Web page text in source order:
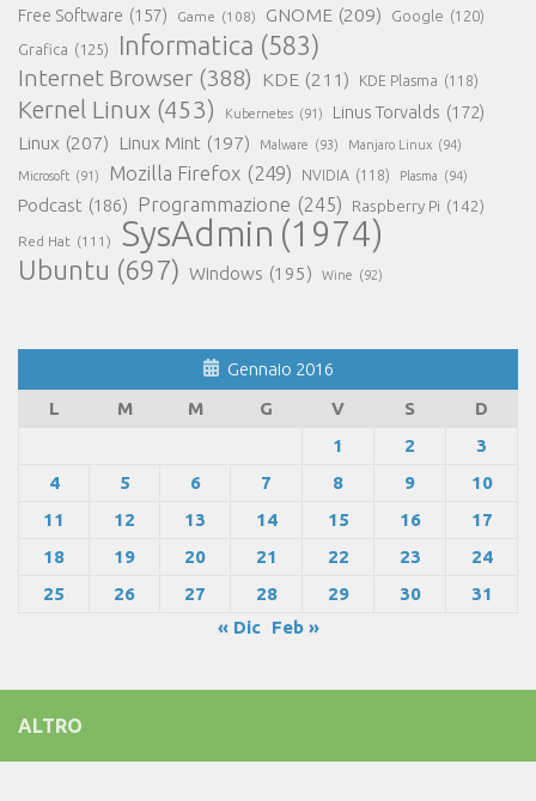
Free Software (157) Game (108) GNOME (209) Google (120)
Grafica (125) Informatica (583)
Internet Browser (388) KDE (211) KDE Plasma (118)
Kernel Linux (453) Kubernetes (91) Linus Torvalds (172)
Linux (207) Linux Mint (197) Malware (93) Manjaro Linux (94)
Microsoft (91) Mozilla Firefox (249) NVIDIA (118) Plasma (94)
Podcast (186) Programmazione (245) Raspberry Pi (142)
Red Hat (111) SysAdmin (1974)
Ubuntu (697) Windows (195) Wine (92)
Gennaio 2016
L
M M G V S
D
1
2
3
4
5 6 7 8 9
10
11
12 13 14 15 16
17
18
19 20 21 22 23
24
25
26 27 28 29 30
31
« Dic
Feb »
ALTRO